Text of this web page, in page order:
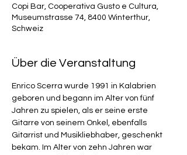
Copi Bar, Cooperativa Gusto e Cultura,
Museumstrasse 74, 8400 Winterthur,
Schweiz
Über die Veranstaltung
Enrico Scerra wurde 1991 in Kalabrien
geboren und begann im Alter von fünf
Jahren zu spielen, als er seine erste
Gitarre von seinem Onkel, ebenfalls
Gitarrist und Musikliebhaber, geschenkt
bekam. Im Alter von zehn Jahren war